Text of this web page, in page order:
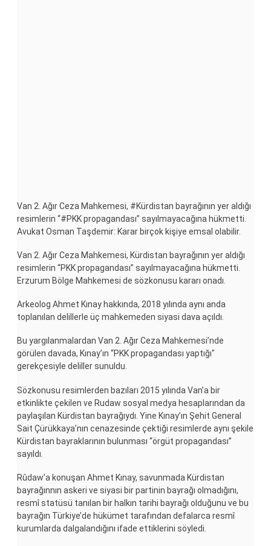
Van 2. Ağır Ceza Mahkemesi, #Kürdistan bayrağının yer aldığı
resimlerin “#PKK propagandası” sayılmayacağına hükmetti.
Avukat Osman Taşdemir: Karar birçok kişiye emsal olabilir.
Van 2. Ağır Ceza Mahkemesi, Kürdistan bayrağının yer aldığı
resimlerin “PKK propagandası” sayılmayacağına hükmetti.
Erzurum Bölge Mahkemesi de sözkonusu kararı onadı.
Arkeolog Ahmet Kınay hakkında, 2018 yılında aynı anda
toplanılan delillerle üç mahkemeden siyasi dava açıldı.
Bu yargılanmalardan Van 2. Ağır Ceza Mahkemesi’nde
görülen davada, Kınay’ın “PKK propagandası yaptığı"
gerekçesiyle deliller sunuldu.
Sözkonusu resimlerden bazıları 2015 yılında Van’a bir
etkinlikte çekilen ve Rudaw sosyal medya hesaplarından da
paylaşılan Kürdistan bayrağıydı. Yine Kınay’ın Şehit General
Sait Çürükkaya’nın cenazesinde çektiği resimlerde aynı şekile
Kürdistan bayraklarının bulunması “örgüt propagandası”
sayıldı.
Rûdaw’a konuşan Ahmet Kınay, savunmada Kürdistan
bayrağınnın askeri ve siyasi bir partinin bayrağı olmadığını,
resmî statüsü tanılan bir halkın tarihi bayrağı olduğunu ve bu
bayrağın Türkiye’de hükümet tarafından defalarca resmî
kurumlarda dalgalandığını ifade ettiklerini söyledi.